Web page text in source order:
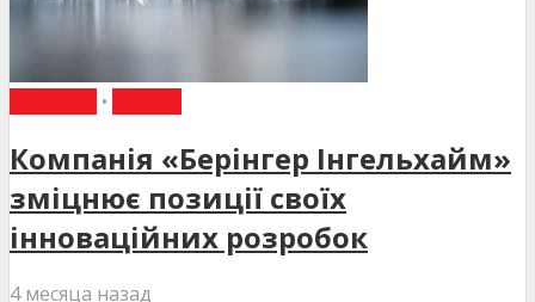
•
Компанія «Берінгер Інгельхайм»
зміцнює позиції своїх
інноваційних розробок
4 месяца назад